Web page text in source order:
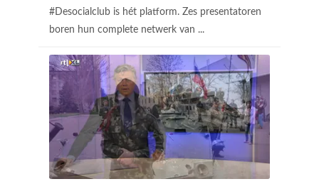
#Desocialclub is hét platform. Zes presentatoren
boren hun complete netwerk van ...